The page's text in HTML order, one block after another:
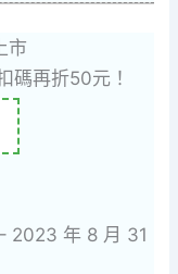
市
碼再折50元！
2023 年 8 月 31